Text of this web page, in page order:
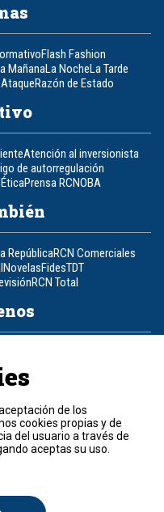
Flash Fashion
MañanaLa NocheLa Tarde
Razón de Estado
Atención al inversionista
de autorregulación
Prensa RCNOBA
RepúblicaRCN Comerciales
NovelasFidesTDT
RCN Total
de los
cookies propias y de
del usuario a través de
aceptas su uso.